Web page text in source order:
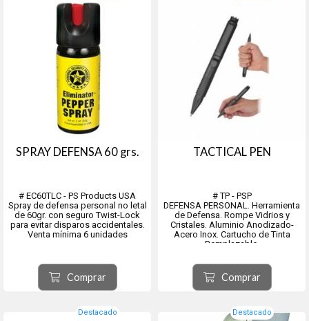
SPRAY DEFENSA 60 grs.
# EC60TLC - PS Products USA
Spray de defensa personal no letal
de 60gr. con seguro Twist-Lock
para evitar disparos accidentales.
Venta mínima 6 unidades
personal por ser altamente
efectivos pero no letales.
El colorante marca al atacante para
una identificación posi...
Comprar
TACTICAL PEN
# TP - PSP
DEFENSA PERSONAL. Herramienta
de Defensa. Rompe Vidrios y
Cristales. Aluminio Anodizado-
Acero Inox. Cartucho de Tinta
Remplazable.
Comprar
Destacado
Destacado